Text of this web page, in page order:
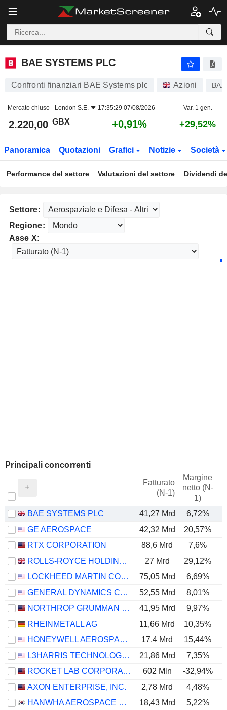
BAE SYSTEMS PLC
BAE SYSTEMS PLC
Confronti finanziari BAE Systems plc Azioni BA.
Mercato chiuso - London S.E. 17:35:29 07/08/2026 Var. 1 gen.
2.220,00 GBX +0,91% +29,52%
Panoramica Quotazioni Grafici Notizie Società
Performance del settore Valutazioni del settore Dividendi
Settore:
Regione:
Asse X:
Principali concorrenti
Fatturato
(N-1)
Margine
netto (N-
1)
BAE SYSTEMS PLC 41,27 Mrd 6,72%
GE AEROSPACE
42,32 Mrd 20,57%
RTX CORPORATION
88,6 Mrd 7,6%
ROLLS-ROYCE HOLDINGS PLC
27 Mrd 29,12%
LOCKHEED MARTIN CORPORATION
75,05 Mrd 6,69%
GENERAL DYNAMICS CORPORATION
52,55 Mrd 8,01%
NORTHROP GRUMMAN CORPORATION
41,95 Mrd 9,97%
RHEINMETALL AG
11,66 Mrd 10,35%
HONEYWELL AEROSPACE INC.
17,4 Mrd
15,44%
L3HARRIS TECHNOLOGIES, INC.
21,86 Mrd 7,35%
ROCKET LAB CORPORATION
602 Mln -32,94%
AXON ENTERPRISE, INC.
2,78 Mrd 4,48%
HANWHA AEROSPACE CO., LTD.
18,43 Mrd
5,22%